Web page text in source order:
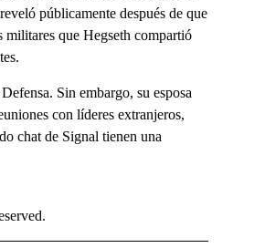
públicamente después de que
que Hegseth compartió
Sin embargo, su esposa
con líderes extranjeros,
chat de Signal tienen una